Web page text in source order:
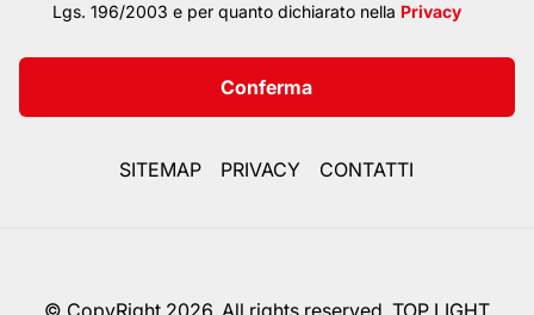
Lgs. 196/2003 e per quanto dichiarato nella Privacy
Conferma
SITEMAP PRIVACY CONTATTI